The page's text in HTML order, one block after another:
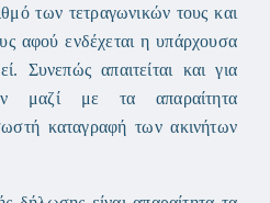
των τετραγωνικών τους και
αφού ενδέχεται η υπάρχουσα
Συνεπώς απαιτείται και για
μαζί με τα απαραίτητα
καταγραφή των ακινήτων